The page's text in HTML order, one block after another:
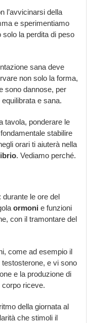
l’avvicinarsi della
e sperimentiamo
la perdita di peso
sana deve
non solo la forma,
sono dannose, per
e sana.
tavola, ponderare le
stabilire
orari ti aiuterà nella
. Vediamo perché.
: durante le ore del
ormoni e funzioni
con il tramontare del
come ad esempio il
testosterone, e vi sono
e la produzione di
corpo riceve.
della giornata al
che stimoli il